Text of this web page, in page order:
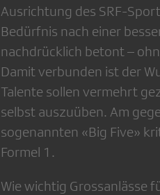
Ausrichtung des SRF-
Bedürfnis nach einer
nachdrücklich betont –
Damit verbunden ist der
Talente sollen vermehrt
selbst auszuüben. Am
sogenannten «Big Five»
Formel 1.
Wie wichtig Grossanlässe